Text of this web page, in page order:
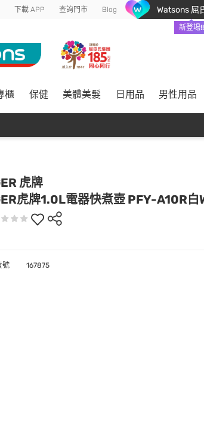
下載 APP 查詢門市 Blog Watsons 屈
新登場!!
櫃 保健 美體美髮 日用品 男性用品
虎牌
虎牌1.0L電器快煮壺 PFY-A10R白
號 167875